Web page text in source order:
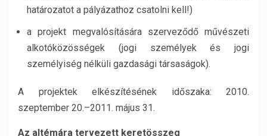
határozatot a pályázathoz csatolni kell!)
a projekt megvalósítására szerveződő művészeti
alkotóközösségek (jogi személyek és jogi
személyiség nélküli gazdasági társaságok).
A projektek elkészítésének időszaka: 2010.
szeptember 20.–2011. május 31.
Az altémára tervezett keretösszeg